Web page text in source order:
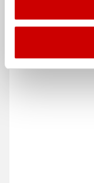
Nitrilhandske
Med noppor för extra